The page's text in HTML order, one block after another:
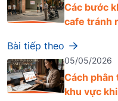
Các bước
cafe tránh
Bài tiếp theo
05/05/2026
Cách phân
khu vực